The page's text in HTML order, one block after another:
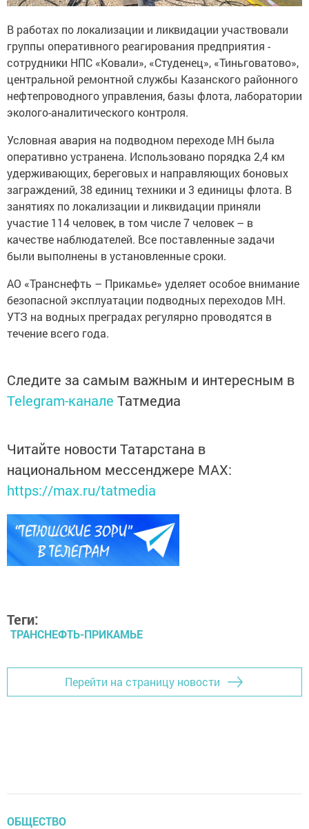
В работах по локализации и ликвидации участвовали
группы оперативного реагирования предприятия -
сотрудники НПС «Ковали», «Студенец», «Тиньговатово»,
центральной ремонтной службы Казанского районного
нефтепроводного управления, базы флота, лаборатории
эколого-аналитического контроля.
Условная авария на подводном переходе МН была
оперативно устранена. Использовано порядка 2,4 км
удерживающих, береговых и направляющих боновых
заграждений, 38 единиц техники и 3 единицы флота. В
занятиях по локализации и ликвидации приняли
участие 114 человек, в том числе 7 человек – в
качестве наблюдателей. Все поставленные задачи
были выполнены в установленные сроки.
АО «Транснефть – Прикамье» уделяет особое внимание
безопасной эксплуатации подводных переходов МН.
УТЗ на водных преградах регулярно проводятся в
течение всего года.
Следите за самым важным и интересным в
Telegram-канале Татмедиа
Читайте новости Татарстана в
национальном мессенджере MАХ:
https://max.ru/tatmedia
Теги:
ТРАНСНЕФТЬ-ПРИКАМЬЕ
Перейти на страницу новости
ОБЩЕСТВО